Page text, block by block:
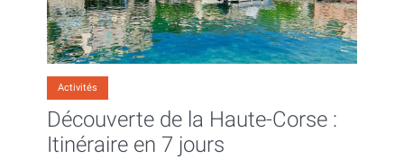
Activités
Découverte de la Haute-Corse :
Itinéraire en 7 jours